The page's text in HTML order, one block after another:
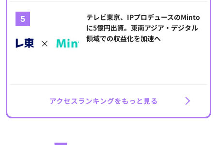
テレビ東京、IPプロデュースのMinto
に5億円出資。東南アジア・デジタル
領域での収益化を加速へ
アクセスランキングをもっと見る